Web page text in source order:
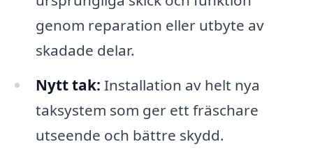
genom reparation eller utbyte av
skadade delar.
Nytt tak: Installation av helt nya
taksystem som ger ett fräschare
utseende och bättre skydd.